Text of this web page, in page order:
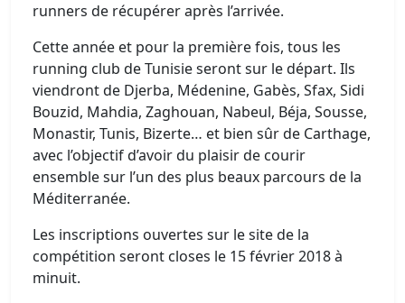
runners de récupérer après l’arrivée.
Cette année et pour la première fois, tous les
running club de Tunisie seront sur le départ. Ils
viendront de Djerba, Médenine, Gabès, Sfax, Sidi
Bouzid, Mahdia, Zaghouan, Nabeul, Béja, Sousse,
Monastir, Tunis, Bizerte… et bien sûr de Carthage,
avec l’objectif d’avoir du plaisir de courir
ensemble sur l’un des plus beaux parcours de la
Méditerranée.
Les inscriptions ouvertes sur le site de la
compétition seront closes le 15 février 2018 à
minuit.